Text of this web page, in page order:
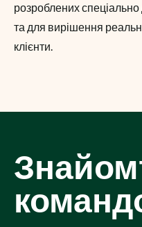
розроблених спеціально
та для вирішення
клієнти.